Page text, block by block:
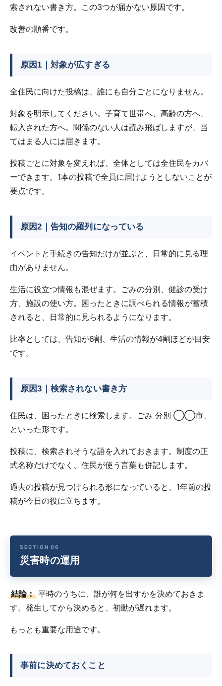
索されない書き方。この3つが届かない原因です。
改善の順番です。
原因1｜対象が広すぎる
全住民に向けた投稿は、誰にも自分ごとになりません。
対象を明示してください。子育て世帯へ、高齢の方へ、
転入された方へ。関係のない人は読み飛ばしますが、当
てはまる人には届きます。
投稿ごとに対象を変えれば、全体としては全住民をカバ
ーできます。1本の投稿で全員に届けようとしないことが
要点です。
原因2｜告知の羅列になっている
イベントと手続きの告知だけが並ぶと、日常的に見る理
由がありません。
生活に役立つ情報も混ぜます。ごみの分別、健診の受け
方、施設の使い方。困ったときに調べられる情報が蓄積
されると、日常的に見られるようになります。
比率としては、告知が6割、生活の情報が4割ほどが目安
です。
原因3｜検索されない書き方
住民は、困ったときに検索します。ごみ 分別 ◯◯市、
といった形です。
投稿に、検索されそうな語を入れておきます。制度の正
式名称だけでなく、住民が使う言葉も併記します。
過去の投稿が見つけられる形になっていると、1年前の投
稿が今日の役に立ちます。
災害時の運用
結論： 平時のうちに、誰が何を出すかを決めておきま
す。発生してから決めると、初動が遅れます。
もっとも重要な用途です。
事前に決めておくこと